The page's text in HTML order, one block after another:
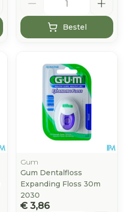
Bestel
Gum
Gum Dentalfloss
Expanding Floss 30m
2030
€ 3,86